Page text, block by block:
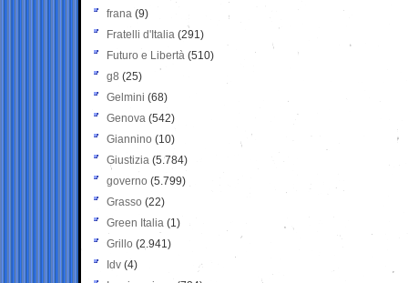
frana (9)
Fratelli d'Italia (291)
Futuro e Libertà (510)
g8 (25)
Gelmini (68)
Genova (542)
Giannino (10)
Giustizia (5.784)
governo (5.799)
Grasso (22)
Green Italia (1)
Grillo (2.941)
Idv (4)